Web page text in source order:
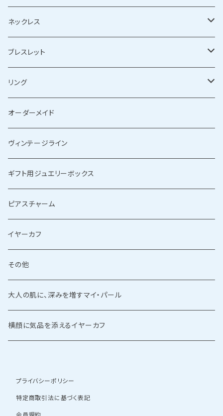
シルバーピアス
ゴールドピアス
ネックレス
シルバーネックレス
ゴールドネックレス
ブレスレット
シルバーブレスレット
ゴールドブレスレット
リング
シルバーリング
ゴールドリング
オーダーメイド
ヴィンテージライン
ギフト用ジュエリーボックス
ピアスチャーム
イヤーカフ
その他
大人の肌に、深みを増すマイ・パール
横顔に気品を添えるイヤーカフ
プライバシーポリシー
特定商取引法に基づく表記